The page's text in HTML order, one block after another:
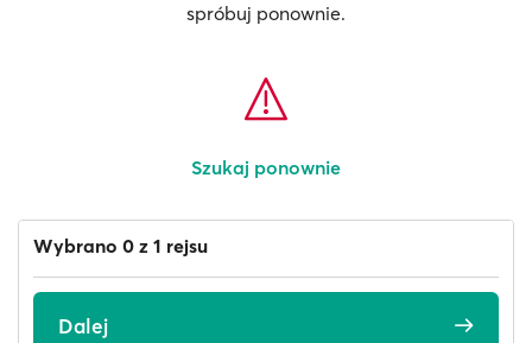
spróbuj ponownie.
Szukaj ponownie
Wybrano 0 z 1 rejsu
Dalej